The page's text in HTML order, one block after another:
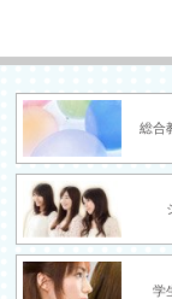
総合
学